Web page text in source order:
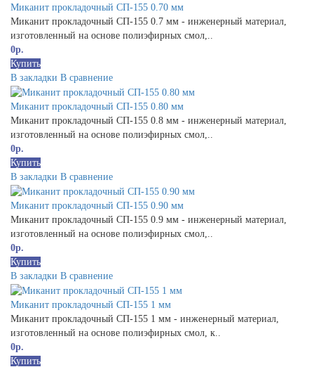
Миканит прокладочный СП-155 0.70 мм
Миканит прокладочный СП-155 0.7 мм - инженерный материал,
изготовленный на основе полиэфирных смол,..
0р.
Купить
В закладки В сравнение
Миканит прокладочный СП-155 0.80 мм
Миканит прокладочный СП-155 0.8 мм - инженерный материал,
изготовленный на основе полиэфирных смол,..
0р.
Купить
В закладки В сравнение
Миканит прокладочный СП-155 0.90 мм
Миканит прокладочный СП-155 0.9 мм - инженерный материал,
изготовленный на основе полиэфирных смол,..
0р.
Купить
В закладки В сравнение
Миканит прокладочный СП-155 1 мм
Миканит прокладочный СП-155 1 мм - инженерный материал,
изготовленный на основе полиэфирных смол, к..
0р.
Купить